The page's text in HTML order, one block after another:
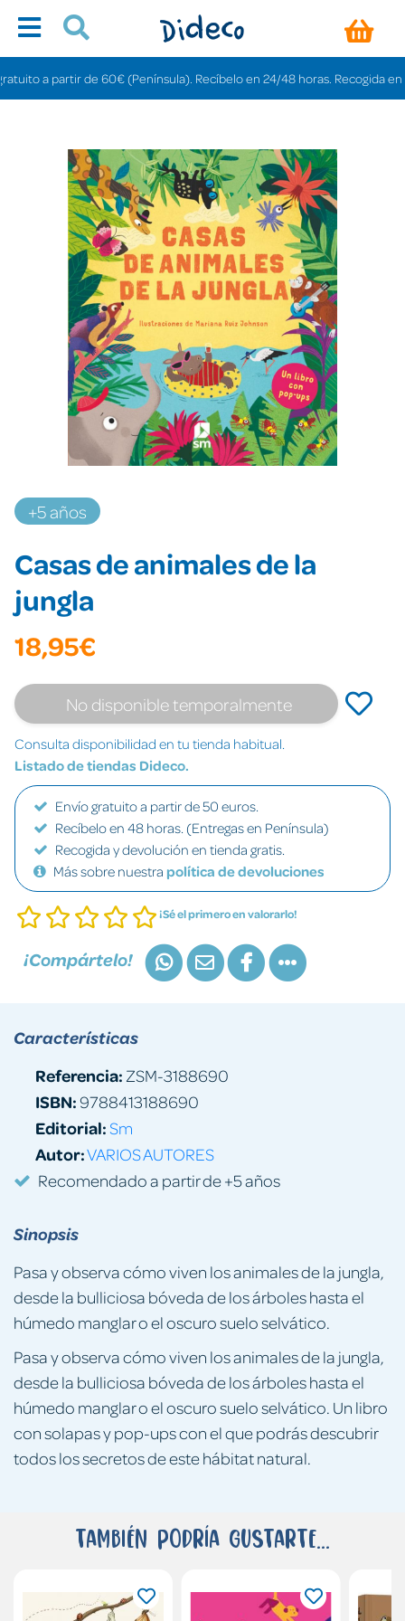
a partir de 60€ (Península). Recíbelo en 24/48 horas. Recogida en
+5 años
Casas de animales de la
jungla
18,95€
No disponible temporalmente
Consulta disponibilidad en tu tienda habitual.
Listado de tiendas Dideco.
Envío gratuito a partir de 50 euros.
Recíbelo en 48 horas. (Entregas en Península)
Recogida y devolución en tienda gratis.
Más sobre nuestra política de devoluciones
¡Sé el primero en valorarlo!
¡Compártelo!
Sinopsis
Pasa y observa cómo viven los animales de la jungla,
desde la bulliciosa bóveda de los árboles hasta el
húmedo manglar o el oscuro suelo selvático.
Pasa y observa cómo viven los animales de la jungla,
desde la bulliciosa bóveda de los árboles hasta el
húmedo manglar o el oscuro suelo selvático. Un libro
con solapas y pop-ups con el que podrás descubrir
todos los secretos de este hábitat natural.
Características
Referencia: ZSM-3188690
ISBN:9788413188690
Editorial:Sm
Autor:VARIOS AUTORES
Recomendado a partir de +5 años
También podría gustarte...